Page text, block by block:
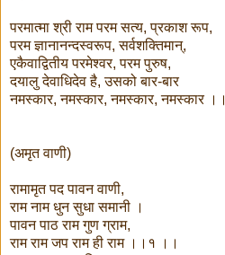
परमात्मा श्री राम परम सत्य, प्रकाश रूप,
परम ज्ञानानन्दस्वरूप, सर्वशक्तिमान्,
एकैवाद्वितीय परमेश्वर, परम पुरुष,
दयालु देवाधिदेव है, उसको बार-बार
नमस्कार, नमस्कार, नमस्कार, नमस्कार ।।
(अमृत वाणी)
रामामृत पद पावन वाणी,
राम नाम धुन सुधा समानी ।
पावन पाठ राम गुण ग्राम,
राम राम जप राम ही राम ।।१ ।।